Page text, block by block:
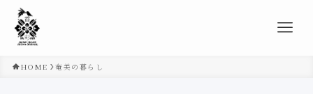
HOME 奄美の暮らし